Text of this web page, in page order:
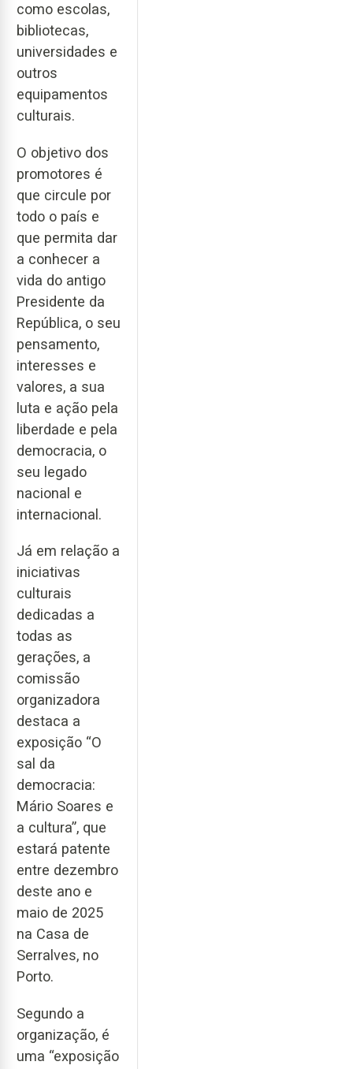
como escolas,
bibliotecas,
universidades e
outros
equipamentos
culturais.
O objetivo dos
promotores é
que circule por
todo o país e
que permita dar
a conhecer a
vida do antigo
Presidente da
República, o seu
pensamento,
interesses e
valores, a sua
luta e ação pela
liberdade e pela
democracia, o
seu legado
nacional e
internacional.
Já em relação a
iniciativas
culturais
dedicadas a
todas as
gerações, a
comissão
organizadora
destaca a
exposição “O
sal da
democracia:
Mário Soares e
a cultura”, que
estará patente
entre dezembro
deste ano e
maio de 2025
na Casa de
Serralves, no
Porto.
Segundo a
organização, é
uma “exposição